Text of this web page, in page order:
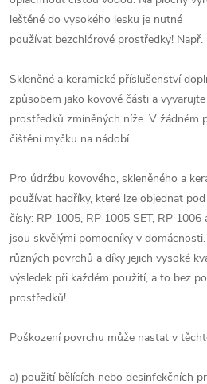
leštěné do vysokého lesku je nutné
používat bezchlórové prostředky! Např.
Skleněné a keramické příslušenství
způsobem jako kovové části a
prostředků zmíněných níže. V žádném
čištění myčku na nádobí.
Pro údržbu kovového, skleněného a
používat hadříky, které lze objednat
čísly: RP 1005, RP 1005 SET, RP 1006
jsou skvělými pomocníky v
různých povrchů a díky jejich vysoké
výsledek při každém použití, a to bez
prostředků!
Poškození povrchu může nastat v
a) použití bělících nebo desinfekčních